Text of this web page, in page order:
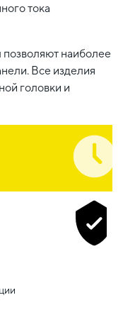
тока
наиболее
Все изделия
головки и